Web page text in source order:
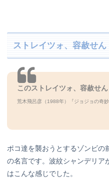
ストレイツォ、容赦せん
このストレイツォ、容赦せん
荒木飛呂彦（1988年）『ジョジョの奇
ポコ達を襲おうとするゾンビの
の名言です。波紋シャンデリア
はこんな感じでした。